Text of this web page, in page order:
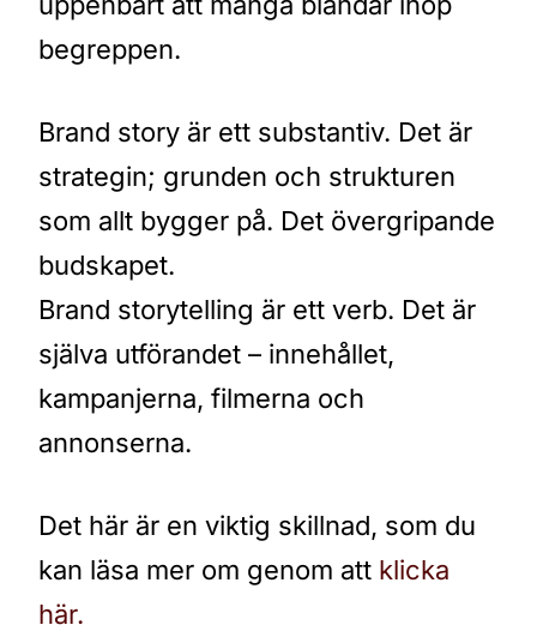
begreppen.
Brand story är ett substantiv. Det är
strategin; grunden och strukturen
som allt bygger på. Det övergripande
budskapet.
Brand storytelling är ett verb. Det är
själva utförandet – innehållet,
kampanjerna, filmerna och
annonserna.
Det här är en viktig skillnad, som du
kan läsa mer om genom att klicka
här.